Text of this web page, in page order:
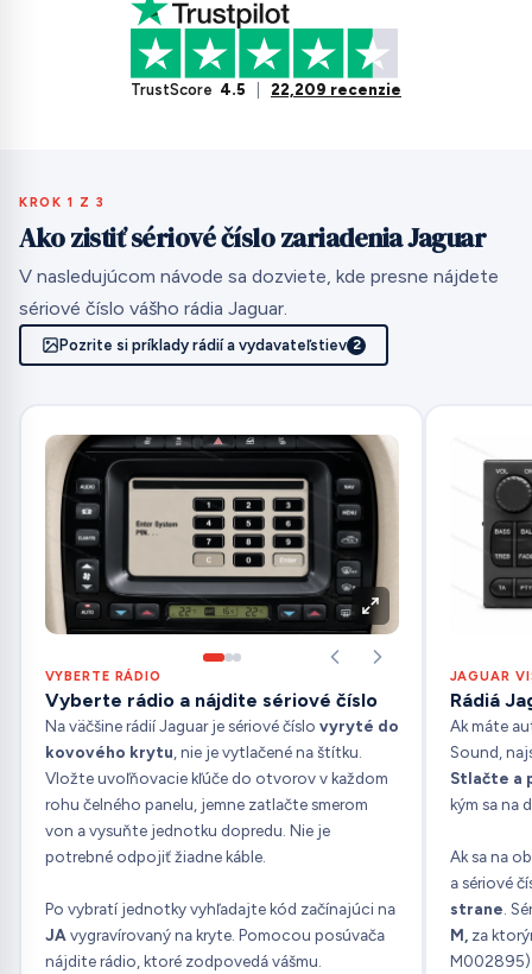
TrustScore 4.5 22,209 recenzie
KROK 1 Z 3
Ako zistiť sériové číslo zariadenia Jaguar
V nasledujúcom návode sa dozviete, kde presne nájdete
sériové číslo vášho rádia Jaguar.
Pozrite si príklady rádií a vydavateľstiev 2
VYBERTE RÁDIO
Vyberte rádio a nájdite sériové číslo
Na väčšine rádií Jaguar je sériové číslo vyryté do
kovového krytu , nie je vytlačené na štítku.
Vložte uvoľňovacie kľúče do otvorov v každom
rohu čelného panelu, jemne zatlačte smerom
von a vysuňte jednotku dopredu. Nie je
potrebné odpojiť žiadne káble.
Po vybratí jednotky vyhľadajte kód začínajúci na
JA vygravírovaný na kryte. Pomocou posúvača
nájdite rádio, ktoré zodpovedá vášmu.
JAGUAR
Rádiá
Ak máte
Sound,
Stlačte a
kým sa na
Ak sa na
a sériové
strane .
M, za